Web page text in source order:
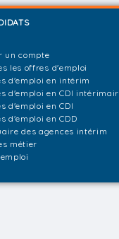
un compte
les offres d'emploi
d'emploi en intérim
d'emploi en CDI
d'emploi en CDI
d'emploi en CDD
des agences intérim
métier